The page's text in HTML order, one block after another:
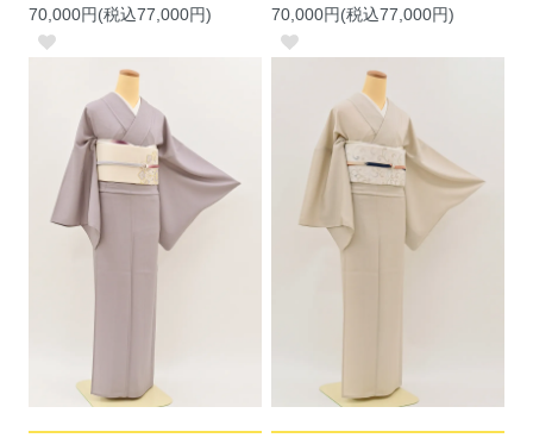
70,000円(税込77,000円)
70,000円(税込77,000円)